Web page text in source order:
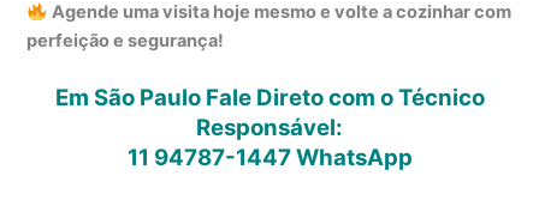
Agende uma visita hoje mesmo e volte a cozinhar com
perfeição e segurança!
Em São Paulo Fale Direto com o Técnico
Responsável:
11 94787-1447WhatsApp